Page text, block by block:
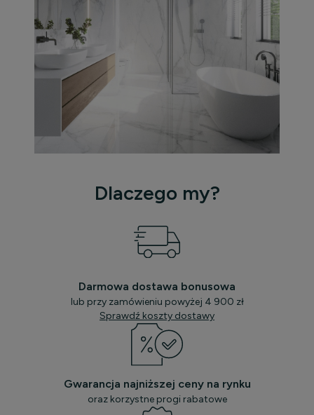
Dlaczego my?
Darmowa dostawa bonusowa
lub przy zamówieniu powyżej 4 900 zł
Sprawdź koszty dostawy
Gwarancja najniższej ceny na rynku
oraz korzystne progi rabatowe